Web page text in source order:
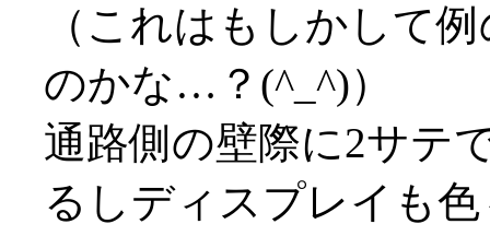
（これはもしかして
のかな…？(^_^)）
通路側の壁際に2サテ
るしディスプレイも